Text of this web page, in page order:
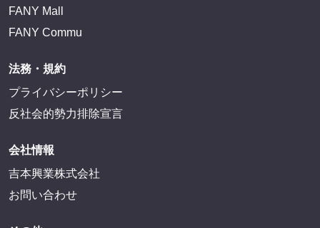
FANY Mall
FANY Commu
法務・規約
プライバシーポリシー
反社会的勢力排除宣言
会社情報
吉本興業株式会社
お問い合わせ